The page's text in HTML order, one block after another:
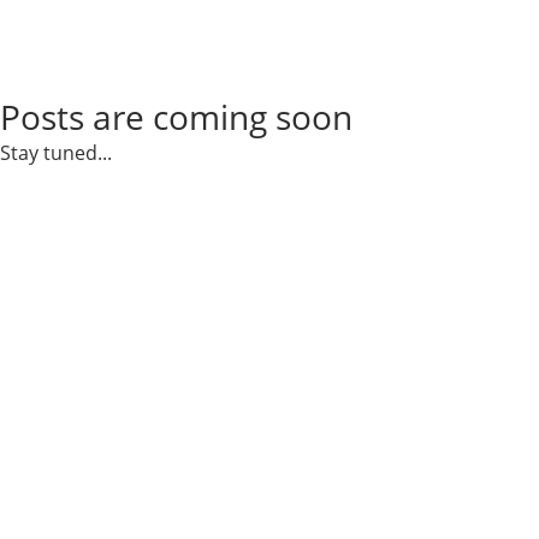
Posts are coming soon
Stay tuned...